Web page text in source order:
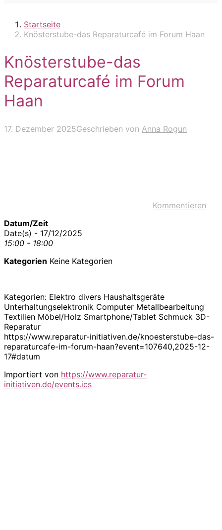
Startseite
Knösterstube-das Reparaturcafé im Forum Haan
Knösterstube-das
Reparaturcafé im Forum
Haan
17. Dezember 2025Geschrieben von Anna Rogun
Kommentieren
Datum/Zeit
Date(s) - 17/12/2025
15:00 - 18:00
Kategorien Keine Kategorien
Kategorien: Elektro divers Haushaltsgeräte
Unterhaltungselektronik Computer Metallbearbeitung
Textilien Möbel/Holz Smartphone/Tablet Schmuck 3D-
Reparatur
https://www.reparatur-initiativen.de/knoesterstube-das-
reparaturcafe-im-forum-haan?event=107640,2025-12-
17#datum
Importiert von https://www.reparatur-
initiativen.de/events.ics